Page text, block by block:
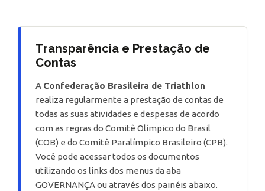
Transparência e Prestação de
Contas
A Confederação Brasileira de Triathlon
realiza regularmente a prestação de contas de
todas as suas atividades e despesas de acordo
com as regras do Comitê Olímpico do Brasil
(COB) e do Comitê Paralímpico Brasileiro (CPB).
Você pode acessar todos os documentos
utilizando os links dos menus da aba
GOVERNANÇA ou através dos painéis abaixo.